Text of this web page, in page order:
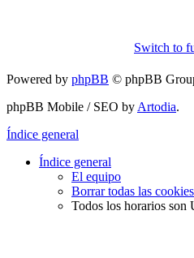
Switch to
Powered by phpBB © phpBB
phpBB Mobile / SEO by Artodia.
Índice general
Índice general
El equipo
Borrar todas las
Todos los horarios son